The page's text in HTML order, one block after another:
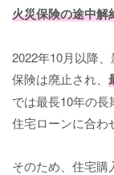
火災保険の途中解
2022年10月以降
保険は廃止され、
では最長10年の
住宅ローンに合わ
そのため、住宅購